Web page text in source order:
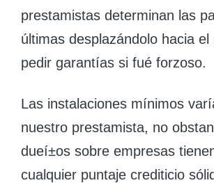
prestamistas determinan las
últimas desplazándolo hacia el
pedir garantías si fué forzoso.
Las instalaciones mínimos
nuestro prestamista, no
dueí±os sobre empresas
cualquier puntaje crediticio